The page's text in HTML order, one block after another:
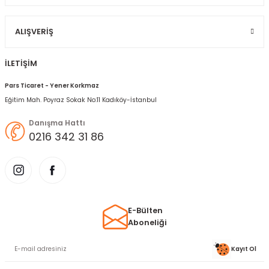
ALIŞVERIŞ
İLETİŞİM
Pars Ticaret - Yener Korkmaz
Eğitim Mah. Poyraz Sokak No:11 Kadıköy-İstanbul
Danışma Hattı
0216 342 31 86
E-Bülten
Aboneliği
Kayıt Ol